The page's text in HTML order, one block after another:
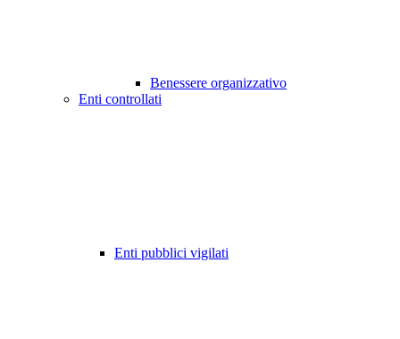
Benessere organizzativo
Enti controllati
Enti pubblici vigilati